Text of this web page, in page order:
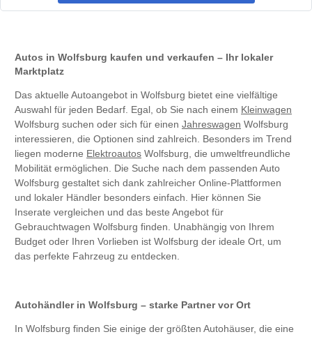
Autos in Wolfsburg kaufen und verkaufen – Ihr lokaler
Marktplatz
Das aktuelle Autoangebot in Wolfsburg bietet eine vielfältige
Auswahl für jeden Bedarf. Egal, ob Sie nach einem Kleinwagen
Wolfsburg suchen oder sich für einen Jahreswagen Wolfsburg
interessieren, die Optionen sind zahlreich. Besonders im Trend
liegen moderne Elektroautos Wolfsburg, die umweltfreundliche
Mobilität ermöglichen. Die Suche nach dem passenden Auto
Wolfsburg gestaltet sich dank zahlreicher Online-Plattformen
und lokaler Händler besonders einfach. Hier können Sie
Inserate vergleichen und das beste Angebot für
Gebrauchtwagen Wolfsburg finden. Unabhängig von Ihrem
Budget oder Ihren Vorlieben ist Wolfsburg der ideale Ort, um
das perfekte Fahrzeug zu entdecken.
Autohändler in Wolfsburg – starke Partner vor Ort
In Wolfsburg finden Sie einige der größten Autohäuser, die eine